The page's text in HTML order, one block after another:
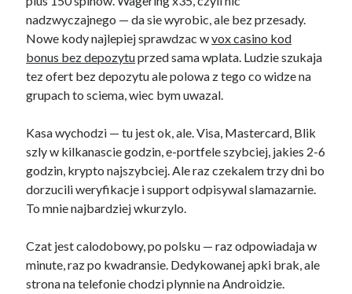
nadzwyczajnego — da sie wyrobic, ale bez przesady.
Nowe kody najlepiej sprawdzac wvox casino kod
bonus bez depozytuprzed sama wplata. Ludzie szukaja
tez ofert bez depozytu ale polowa z tego co widze na
grupach to sciema, wiec bym uwazal.
Kasa wychodzi — tu jest ok, ale. Visa, Mastercard, Blik
szly w kilkanascie godzin, e-portfele szybciej, jakies 2-6
godzin, krypto najszybciej. Ale raz czekalem trzy dni bo
dorzucili weryfikacje i support odpisywal slamazarnie.
To mnie najbardziej wkurzylo.
Czat jest calodobowy, po polsku — raz odpowiadaja w
minute, raz po kwadransie. Dedykowanej apki brak, ale
strona na telefonie chodzi plynnie na Androidzie.